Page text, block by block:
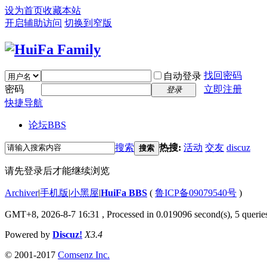
设为首页收藏本站
开启辅助访问 切换到窄版
自动登录 找回密码
密码
登录
立即注册
快捷导航
论坛BBS
搜索 搜索 热搜: 活动 交友 discuz
请先登录后才能继续浏览
Archiver|手机版|小黑屋|HuiFa BBS ( 鲁ICP备09079540号 )
GMT+8, 2026-8-7 16:31 , Processed in 0.019096 second(s), 5
Powered by Discuz! X3.4
© 2001-2017 Comsenz Inc.